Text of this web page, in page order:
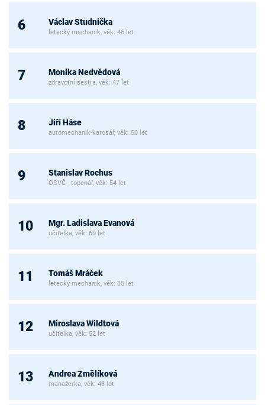
6 Václav Studnička
letecký mechanik, věk: 46 let
7 Monika Nedvědová
zdravotní sestra, věk: 47 let
8 Jiří Háse
automechanik-karosář, věk: 50 let
9 Stanislav Rochus
OSVČ - topenář, věk: 54 let
10 Mgr. Ladislava Evanová
učitelka, věk: 60 let
11 Tomáš Mráček
letecký mechanik, věk: 35 let
12 Miroslava Wildtová
učitelka, věk: 52 let
13 Andrea Změlíková
manažerka, věk: 43 let